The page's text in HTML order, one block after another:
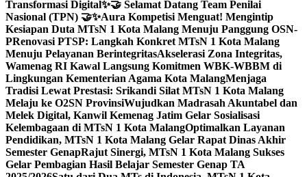
Transformasi Digital✨🤝 Selamat Datang Team Penilai
Nasional (TPN) 🤝✨Aura Kompetisi Menguat! Mengintip
Kesiapan Duta MTsN 1 Kota Malang Menuju Panggung OSN-
PRenovasi PTSP: Langkah Konkret MTsN 1 Kota Malang
Menuju Pelayanan BerintegritasAkselerasi Zona Integritas,
Wamenag RI Kawal Langsung Komitmen WBK-WBBM di
Lingkungan Kementerian Agama Kota MalangMenjaga
Tradisi Lewat Prestasi: Srikandi Silat MTsN 1 Kota Malang
Melaju ke O2SN ProvinsiWujudkan Madrasah Akuntabel dan
Melek Digital, Kanwil Kemenag Jatim Gelar Sosialisasi
Kelembagaan di MTsN 1 Kota MalangOptimalkan Layanan
Pendidikan, MTsN 1 Kota Malang Gelar Rapat Dinas Akhir
Semester GenapRajut Sinergi, MTsN 1 Kota Malang Sukses
Gelar Pembagian Hasil Belajar Semester Genap TA